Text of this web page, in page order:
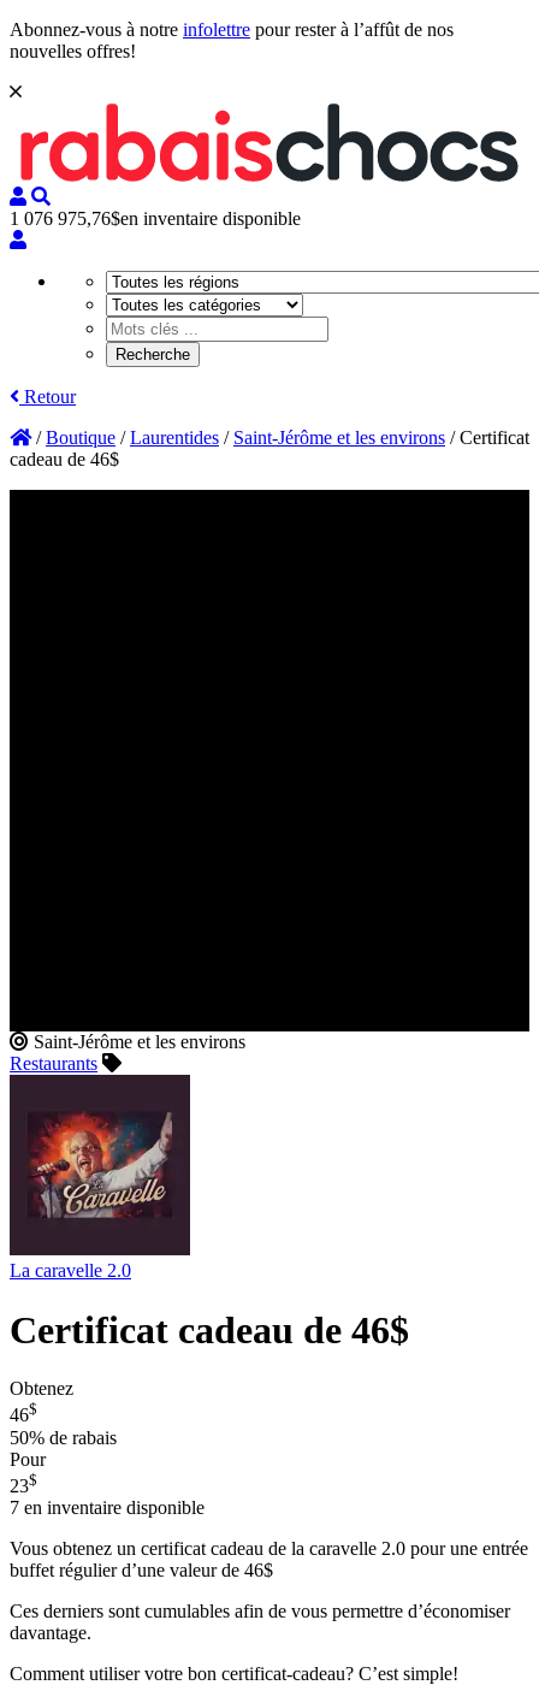
Abonnez-vous à notre infolettre pour rester à l’affût de nos
nouvelles offres!
1 076 975,76$en inventaire disponible
Retour
/Boutique /Laurentides / Saint-Jérôme et les environs /Certificat
cadeau de 46$
Saint-Jérôme et les environs
Restaurants
La caravelle 2.0
Certificat cadeau de 46$
Obtenez
46$
50% de rabais
Pour
23$
7 en inventaire disponible
Vous obtenez un certificat cadeau de la caravelle 2.0 pour une entrée
buffet régulier d’une valeur de 46$
Ces derniers sont cumulables afin de vous permettre d’économiser
davantage.
Comment utiliser votre bon certificat-cadeau? C’est simple!